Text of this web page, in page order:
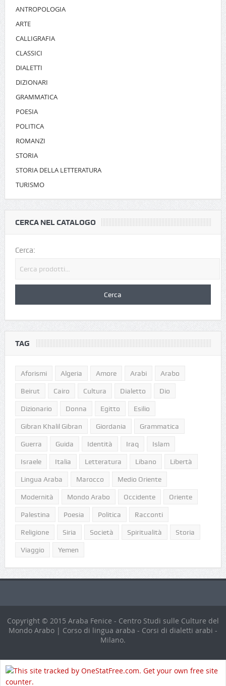
ANTROPOLOGIA
ARTE
CALLIGRAFIA
CLASSICI
DIALETTI
DIZIONARI
GRAMMATICA
POESIA
POLITICA
ROMANZI
STORIA
STORIA DELLA LETTERATURA
TURISMO
CERCA NEL CATALOGO
Cerca:
TAG
Aforismi Algeria Amore Arabi Arabo
Beirut Cairo Cultura Dialetto Dio
Dizionario Donna Egitto Esilio
Gibran Khalil Gibran Giordania Grammatica
Guerra Guida Identità Iraq Islam
Israele Italia Letteratura Libano Libertà
Lingua Araba Marocco Medio Oriente
Modernità Mondo Arabo Occidente Oriente
Palestina Poesia Politica Racconti
Religione Siria Società Spiritualità Storia
Viaggio Yemen
Copyright © 2015 Araba Fenice - Centro Studi sulle Culture del
Mondo Arabo | Corso di lingua araba - Corsi di dialetti arabi -
Milano.